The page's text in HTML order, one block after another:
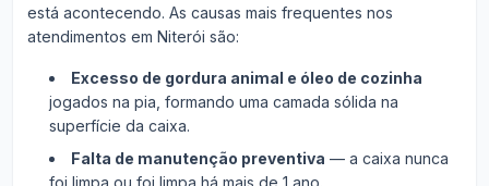
está acontecendo. As causas mais frequentes nos
atendimentos em Niterói são:
Excesso de gordura animal e óleo de cozinha
jogados na pia, formando uma camada sólida na
superfície da caixa.
Falta de manutenção preventiva — a caixa nunca
foi limpa ou foi limpa há mais de 1 ano.